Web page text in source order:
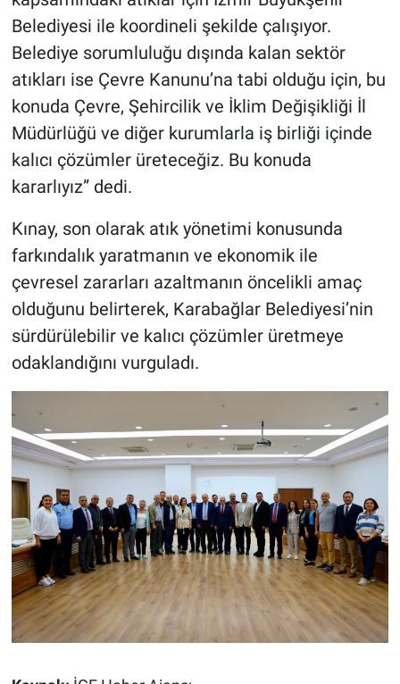
Belediyesi ile koordineli şekilde çalışıyor.
Belediye sorumluluğu dışında kalan sektör
atıkları ise Çevre Kanunu’na tabi olduğu için, bu
konuda Çevre, Şehircilik ve İklim Değişikliği İl
Müdürlüğü ve diğer kurumlarla iş birliği içinde
kalıcı çözümler üreteceğiz. Bu konuda
kararlıyız” dedi.
Kınay, son olarak atık yönetimi konusunda
farkındalık yaratmanın ve ekonomik ile
çevresel zararları azaltmanın öncelikli amaç
olduğunu belirterek, Karabağlar Belediyesi’nin
sürdürülebilir ve kalıcı çözümler üretmeye
odaklandığını vurguladı.